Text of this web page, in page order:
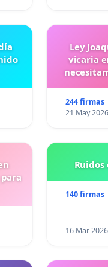
Ley
vicaria
244 firmas
21 May 2026
Ruidos
140 firmas
16 Mar 2026